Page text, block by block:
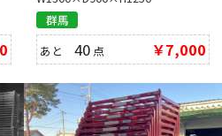
群馬
あと40 点 ￥7,000